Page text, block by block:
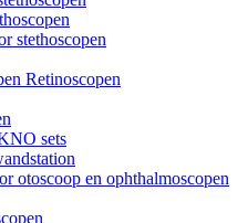
stethoscopen
Retinoscopen
sets
otoscoop en ophthalmoscopen